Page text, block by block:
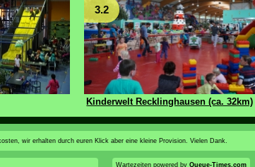
3.2
Kinderwelt Recklinghausen (ca. 32km)
wir erhalten durch euren Klick aber eine kleine Provision. Vielen Dank.
Wartezeiten powered by Queue-Times.com